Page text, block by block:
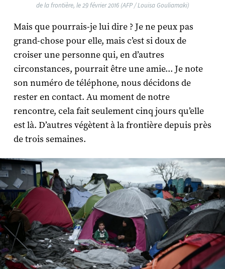
de la frontière, le 29 février 2016 (AFP / Louisa Gouliamaki)
Mais que pourrais-je lui dire ? Je ne peux pas
grand-chose pour elle, mais c’est si doux de
croiser une personne qui, en d’autres
circonstances, pourrait être une amie... Je note
son numéro de téléphone, nous décidons de
rester en contact. Au moment de notre
rencontre, cela fait seulement cinq jours qu’elle
est là. D’autres végètent à la frontière depuis près
de trois semaines.